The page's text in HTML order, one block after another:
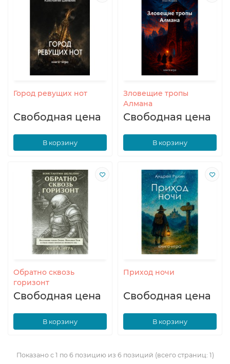
Город ревущих нот
Свободная цена
В корзину
Зловещие тропы
Алмана
Свободная цена
В корзину
Обратно сквозь
горизонт
Свободная цена
В корзину
Приход ночи
Свободная цена
В корзину
Показано с 1 по 6 позицию из 6 позиций (всего страниц: 1)